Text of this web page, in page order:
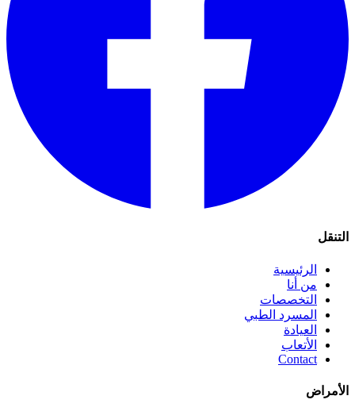
التنقل
الرئيسية
من أنا
التخصصات
المسرد الطبي
العيادة
الأتعاب
Contact
الأمراض